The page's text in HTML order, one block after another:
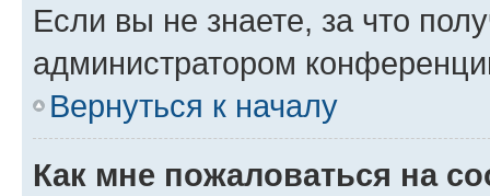
Если вы не знаете, за что
администратором
Вернуться к началу
Как мне пожаловаться на